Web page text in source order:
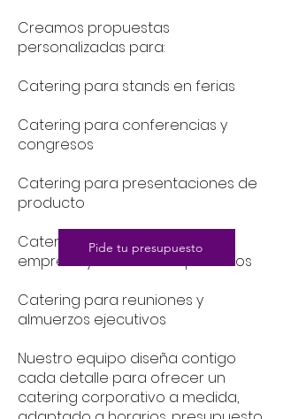
Creamos propuestas
personalizadas para:
Catering para stands en ferias
Catering para conferencias y
congresos
Catering para presentaciones de
producto
Catering para eventos de
empresa y cócteles corporativos
Catering para reuniones y
almuerzos ejecutivos
Nuestro equipo diseña contigo
cada detalle para ofrecer un
catering corporativo a medida,
Pide tu presupuesto